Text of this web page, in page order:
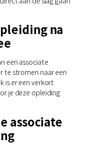
na
een associate
te stromen naar een
is er een verkort
je deze opleiding
associate